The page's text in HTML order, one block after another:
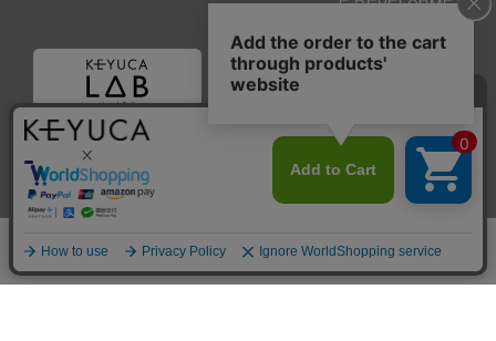
Copyright © KAWAJUN Co., Ltd. All Rights Reserved.